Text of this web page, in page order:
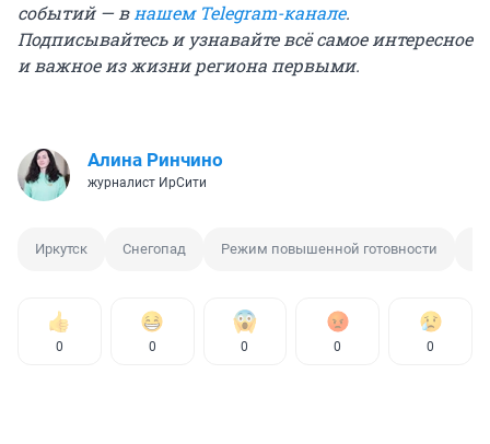
событий — в нашем Telegram-канале.
Подписывайтесь и узнавайте всё самое интересное
и важное из жизни региона первыми.
Алина Ринчино
журналист ИрСити
Иркутск Снегопад Режим повышенной готовности
0 0 0 0 0